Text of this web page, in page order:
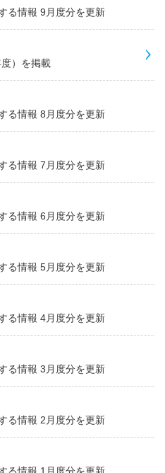
る情報 9月度分を更新
）を掲載
る情報 8月度分を更新
る情報 7月度分を更新
る情報 6月度分を更新
る情報 5月度分を更新
る情報 4月度分を更新
る情報 3月度分を更新
る情報 2月度分を更新